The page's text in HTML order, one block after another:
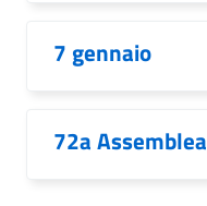
7 gennaio
72a Assemblea